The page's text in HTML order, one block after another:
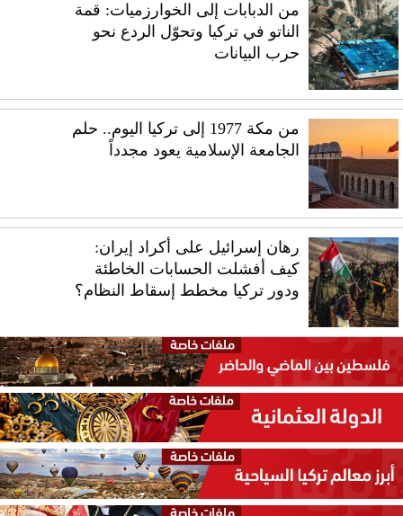
من الدبابات إلى الخوارزميات: قمة
الناتو في تركيا وتحوّل الردع نحو
حرب البيانات
من مكة 1977 إلى تركيا اليوم.. حلم
الجامعة الإسلامية يعود مجدداً
رهان إسرائيل على أكراد إيران:
كيف أفشلت الحسابات الخاطئة
ودور تركيا مخطط إسقاط النظام؟